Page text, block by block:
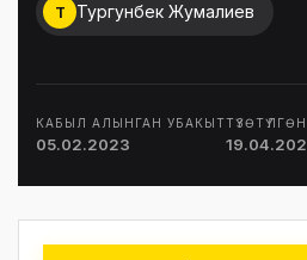
Т Тургунбек Жумалиев
КАБЫЛ АЛЫНГАН УБАКЫТ
05.02.2023
ТҮЗӨТҮЛГӨН